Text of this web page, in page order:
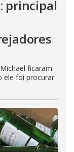
principal
ficaram
ele foi procurar